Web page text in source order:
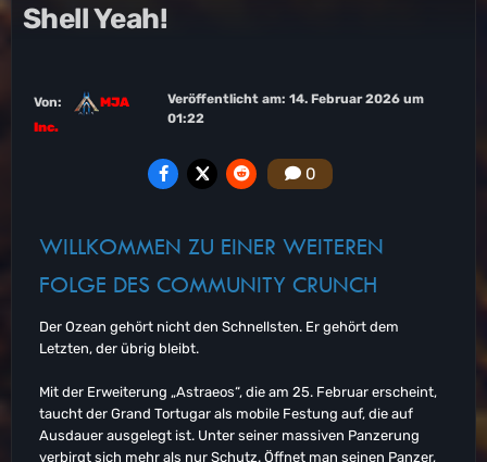
Shell Yeah!
Von:
MJA
Inc.
Veröffentlicht am: 14. Februar 2026 um
01:22
0
WILLKOMMEN ZU EINER WEITEREN
FOLGE DES COMMUNITY CRUNCH
Der Ozean gehört nicht den Schnellsten. Er gehört dem
Letzten, der übrig bleibt.
Mit der Erweiterung „Astraeos“, die am 25. Februar erscheint,
taucht der Grand Tortugar als mobile Festung auf, die auf
Ausdauer ausgelegt ist. Unter seiner massiven Panzerung
verbirgt sich mehr als nur Schutz. Öffnet man seinen Panzer,